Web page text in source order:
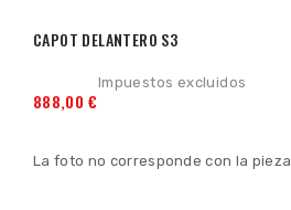
CAPOT DELANTERO S3
888,00 €
Impuestos excluidos
La foto no corresponde con la pieza.